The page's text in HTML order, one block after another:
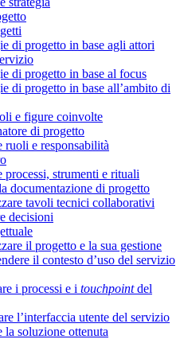
di progetto in base agli attori
di progetto in base al focus
di progetto in base all’ambito di
e figure coinvolte
di progetto
e responsabilità
strumenti e rituali
documentazione di progetto
tavoli tecnici collaborativi
decisioni
il progetto e la sua gestione
il contesto d’uso del servizio
i processi e i touchpointdel
l’interfaccia utente del servizio
la soluzione ottenuta